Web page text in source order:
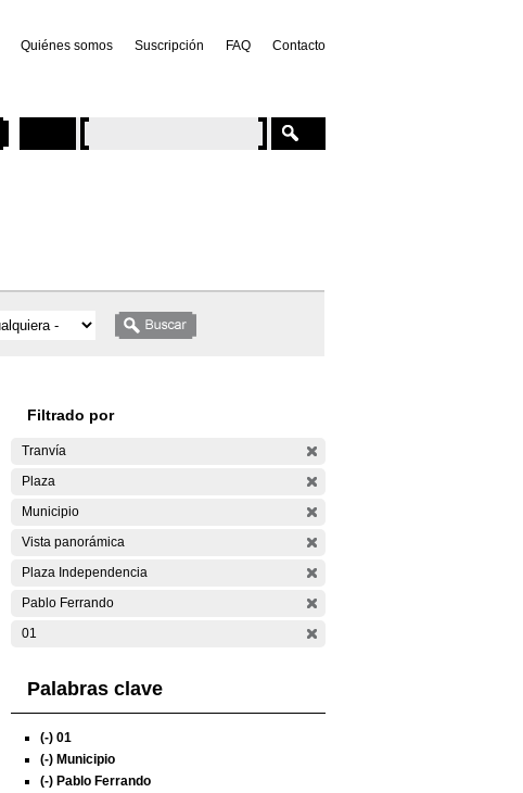
Quiénes somos Suscripción FAQ Contacto
Filtrado por
Tranvía
Plaza
Municipio
Vista panorámica
Plaza Independencia
Pablo Ferrando
01
Palabras clave
(-) 01
(-) Municipio
(-) Pablo Ferrando